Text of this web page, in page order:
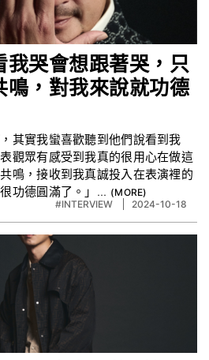
我哭會想跟著哭，只
鳴，對我來說就功德
其實我蠻喜歡聽到他們說看到我
觀眾有感受到我真的很用心在做這
鳴，接收到我真誠投入在表演裡的
功德圓滿了。」...
#INTERVIEW 2024-10-18